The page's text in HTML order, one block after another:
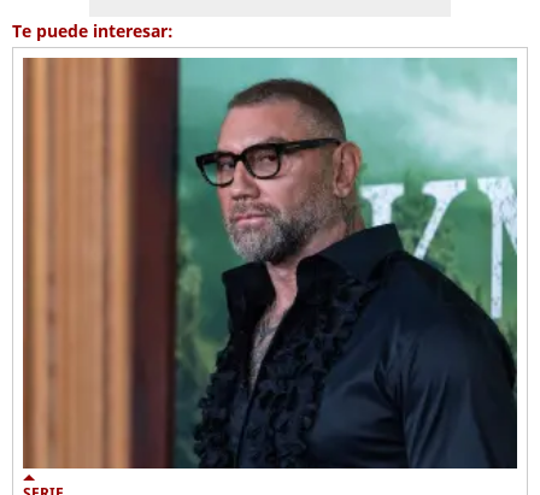
Te puede interesar: